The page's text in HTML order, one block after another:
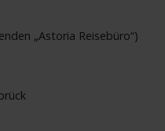
„Astoria Reisebüro“)